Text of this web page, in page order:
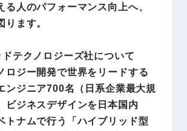
る人のパフォーマンス向上へ、
ります。
テクノロジーズ社について
ロジー開発で世界をリードする
ンジニア700名（日系企業最大規
ビジネスデザインを日本国内
トナムで行う「ハイブリッド型